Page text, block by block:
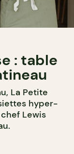
: table
La Petite
hyper-
Lewis